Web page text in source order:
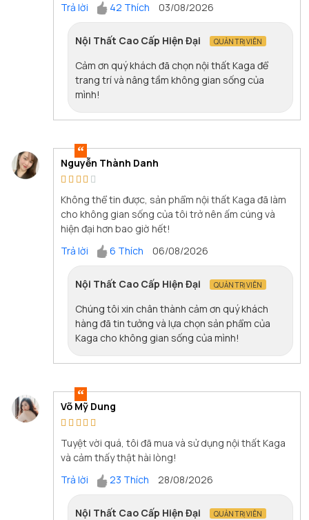
Trả lời
42 Thích 03/08/2026
Nội Thất Cao Cấp Hiện Đại QUẢN TRỊ VIÊN
Cảm ơn quý khách đã chọn nội thất Kaga để
trang trí và nâng tầm không gian sống của
mình!
Nguyễn Thành Danh
Không thể tin được, sản phẩm nội thất Kaga đã làm
cho không gian sống của tôi trở nên ấm cúng và
hiện đại hơn bao giờ hết!
Trả lời
6 Thích 06/08/2026
Nội Thất Cao Cấp Hiện Đại QUẢN TRỊ VIÊN
Chúng tôi xin chân thành cảm ơn quý khách
hàng đã tin tưởng và lựa chọn sản phẩm của
Kaga cho không gian sống của mình!
Võ Mỹ Dung
Tuyệt vời quá, tôi đã mua và sử dụng nội thất Kaga
và cảm thấy thật hài lòng!
Trả lời
23 Thích 28/08/2026
Nội Thất Cao Cấp Hiện Đại QUẢN TRỊ VIÊN